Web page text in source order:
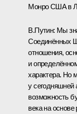
Монро США в
В.Путин: Мы
Соединённых
отношения,
и
характера. Но
у сегодняшней
возможность
века на